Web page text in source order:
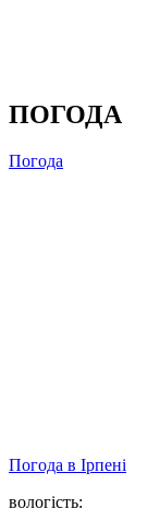
ПОГОДА
Погода
Погода в Ірпені
вологість: